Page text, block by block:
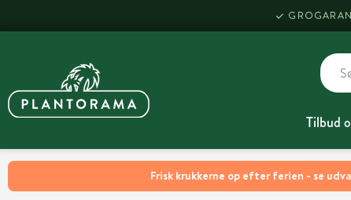
Frisk krukkerne op efter ferien - se
Tilbud